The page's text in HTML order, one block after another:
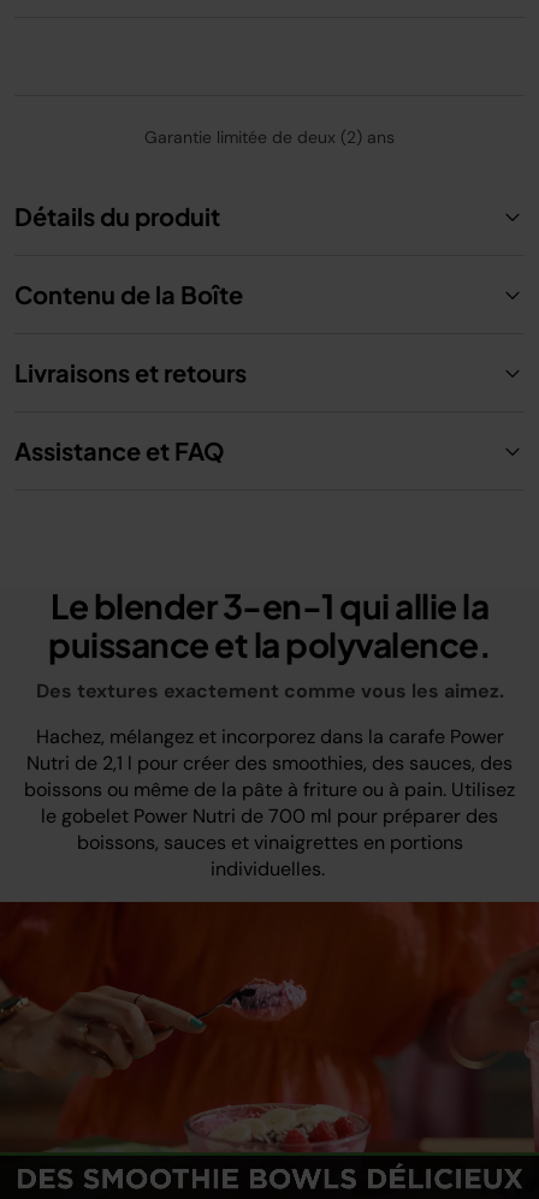
Garantie limitée de deux (2) ans
Détails du produit
Contenu de la Boîte
Livraisons et retours
Assistance et FAQ
Unmute /
Loaded:
100.00%
Le blender 3-en-1 qui allie la
puissance et la polyvalence.
Des textures exactement comme vous les aimez.
Hachez, mélangez et incorporez dans la carafe Power
Nutri de 2,1 l pour créer des smoothies, des sauces, des
boissons ou même de la pâte à friture ou à pain. Utilisez
le gobelet Power Nutri de 700 ml pour préparer des
boissons, sauces et vinaigrettes en portions
individuelles.